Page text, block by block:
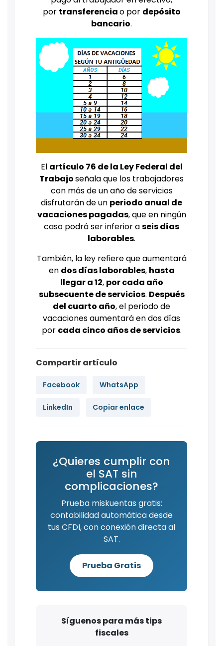
por transferenciao por depósito
bancario.
El artículo 76 de la Ley Federal del
Trabajoseñala que los trabajadores
con más de un año de servicios
disfrutarán de un periodo anual de
vacaciones pagadas, que en ningún
caso podrá ser inferior aseis días
laborables.
También, la ley refiere que aumentará
en dos días laborables, hasta
llegar a 12, por cada año
subsecuente de servicios. Después
del cuarto año, el periodo de
vacaciones aumentará en dos días
por cada cinco años de servicios.
Compartir artículo
Facebook WhatsApp
LinkedIn Copiar enlace
¿Quieres cumplir con
el SAT sin
complicaciones?
Prueba miskuentas gratis:
contabilidad automática desde
tus CFDI, con conexión directa al
SAT.
Prueba Gratis
Síguenos para más tips
fiscales